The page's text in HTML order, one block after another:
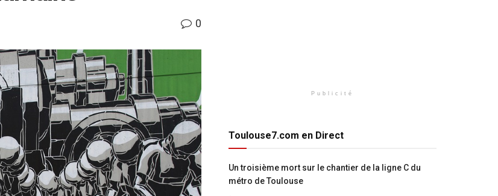
0
Publicité
Toulouse7.com en Direct
Un troisième mort sur le chantier de la ligne C du
métro de Toulouse